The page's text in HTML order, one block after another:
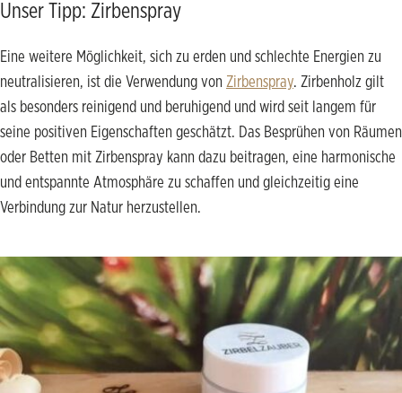
Unser Tipp: Zirbenspray
Eine weitere Möglichkeit, sich zu erden und schlechte Energien zu
neutralisieren, ist die Verwendung von Zirbenspray. Zirbenholz gilt
als besonders reinigend und beruhigend und wird seit langem für
seine positiven Eigenschaften geschätzt. Das Besprühen von Räumen
oder Betten mit Zirbenspray kann dazu beitragen, eine harmonische
und entspannte Atmosphäre zu schaffen und gleichzeitig eine
Verbindung zur Natur herzustellen.